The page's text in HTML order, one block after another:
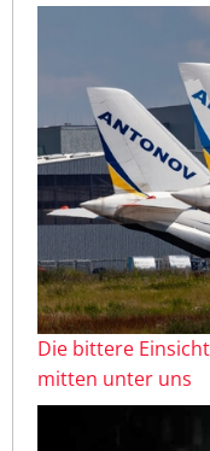
Die bittere
mitten unter uns